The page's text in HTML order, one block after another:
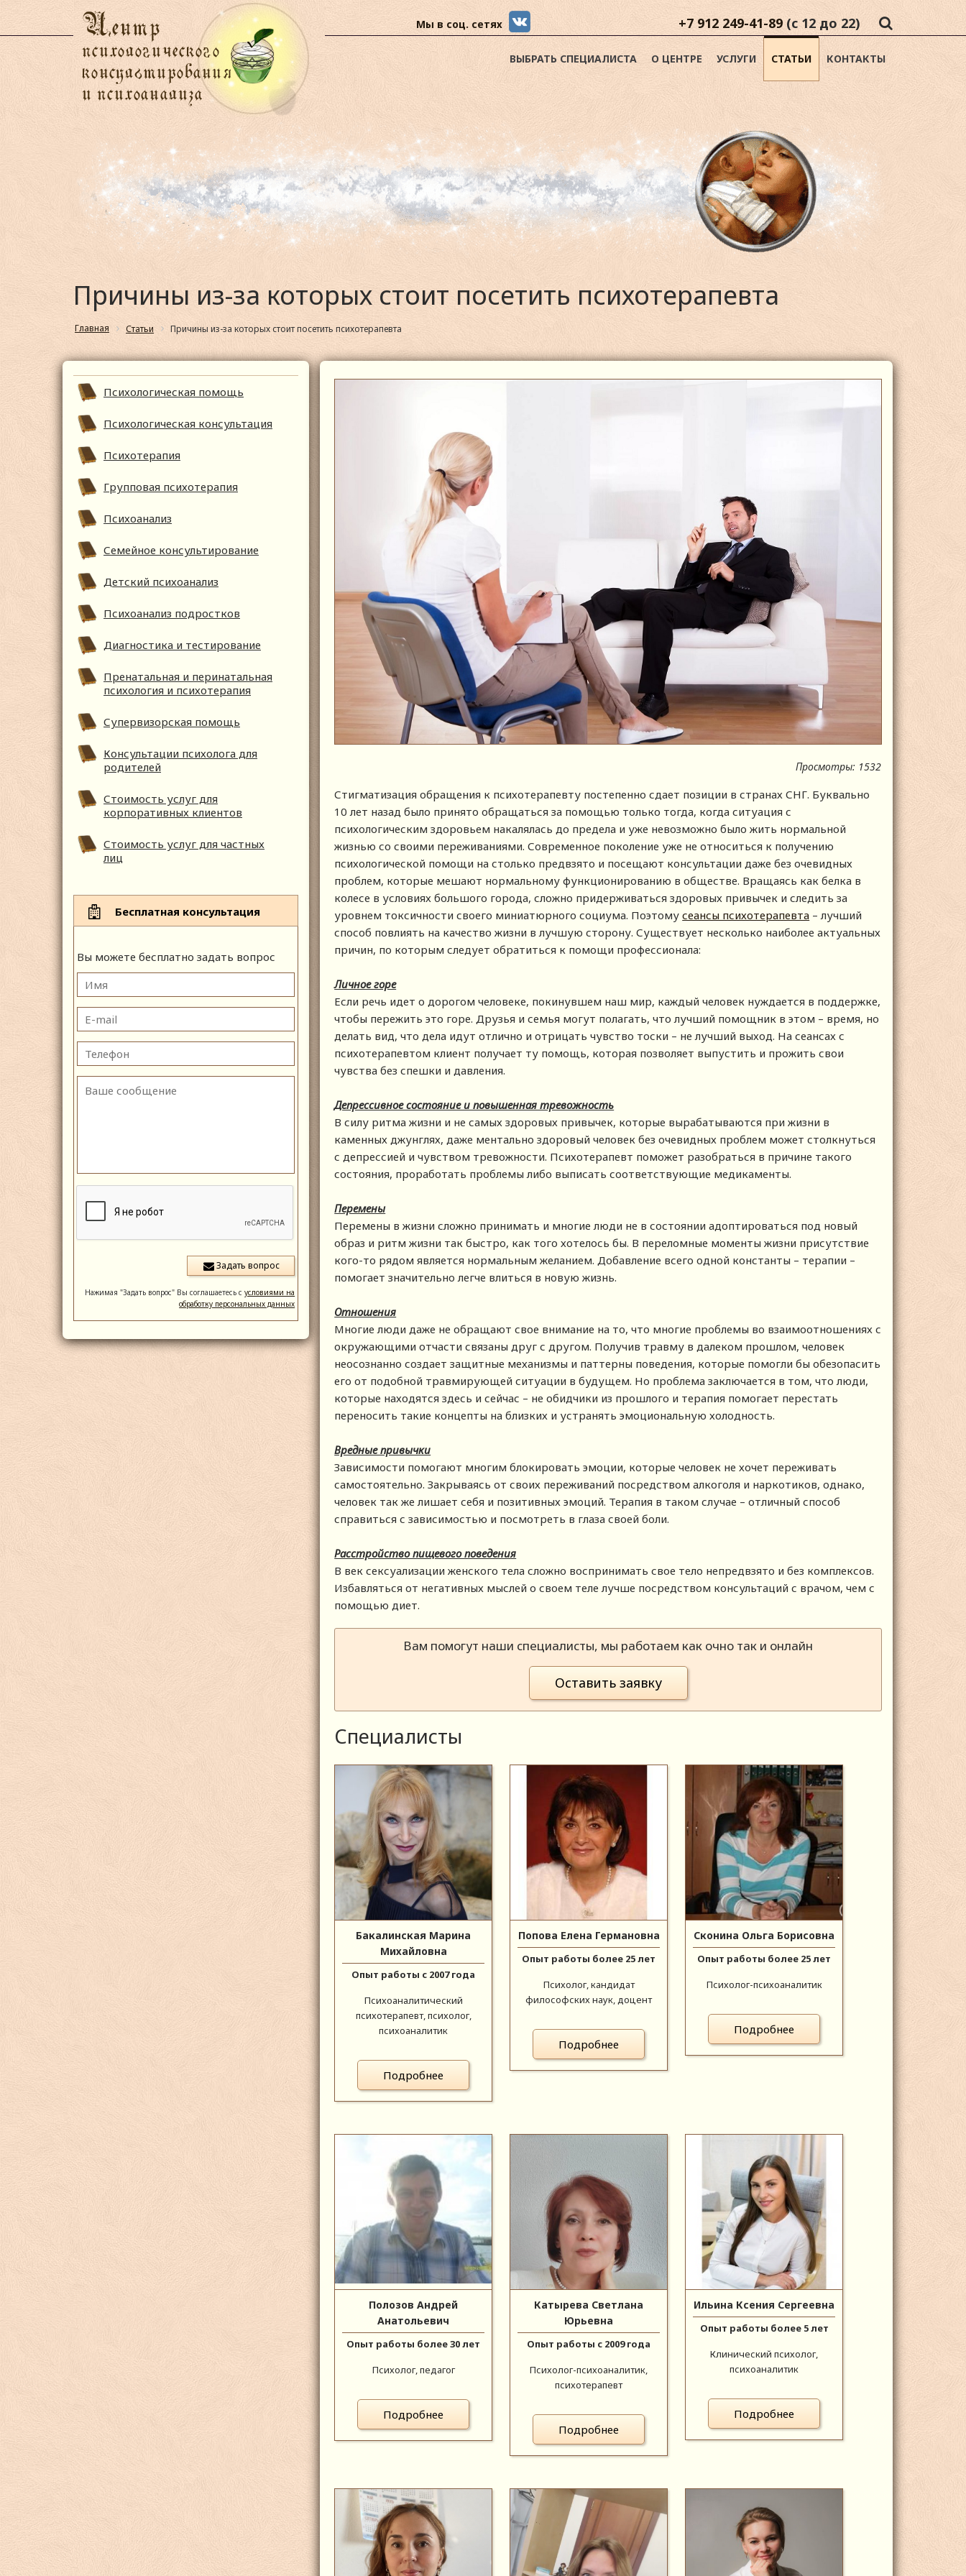
Мы в соц. сетях +7 912 249-41-89 (с 12 до 22)
ВЫБРАТЬ СПЕЦИАЛИСТА О ЦЕНТРЕ УСЛУГИ СТАТЬИ КОНТАКТЫ
Причины из-за которых стоит посетить психотерапевта
Главная Статьи Причины из-за которых стоит посетить психотерапевта
Психологическая помощь
Психологическая консультация
Психотерапия
Групповая психотерапия
Психоанализ
Семейное консультирование
Детский психоанализ
Психоанализ подростков
Диагностика и тестирование
Пренатальная и перинатальная
психология и психотерапия
Супервизорская помощь
Консультации психолога для
родителей
Стоимость услуг для
корпоративных клиентов
Стоимость услуг для частных
лиц
Бесплатная консультация
Вы можете бесплатно задать вопрос
Нажимая "Задать вопрос" Вы соглашаетесь сусловиями на
обработку персональных данных
Просмотры: 1532
Стигматизация обращения к психотерапевту постепенно сдает позиции в странах СНГ. Буквально
10 лет назад было принято обращаться за помощью только тогда, когда ситуация с
психологическим здоровьем накалялась до предела и уже невозможно было жить нормальной
жизнью со своими переживаниями. Современное поколение уже не относиться к получению
психологической помощи на столько предвзято и посещают консультации даже без очевидных
проблем, которые мешают нормальному функционированию в обществе. Вращаясь как белка в
колесе в условиях большого города, сложно придерживаться здоровых привычек и следить за
уровнем токсичности своего миниатюрного социума. Поэтомусеансы психотерапевта – лучший
способ повлиять на качество жизни в лучшую сторону. Существует несколько наиболее актуальных
причин, по которым следует обратиться к помощи профессионала:
Личное горе
Если речь идет о дорогом человеке, покинувшем наш мир, каждый человек нуждается в поддержке,
чтобы пережить это горе. Друзья и семья могут полагать, что лучший помощник в этом – время, но
делать вид, что дела идут отлично и отрицать чувство тоски – не лучший выход. На сеансах с
психотерапевтом клиент получает ту помощь, которая позволяет выпустить и прожить свои
чувства без спешки и давления.
Депрессивное состояние и повышенная тревожность
В силу ритма жизни и не самых здоровых привычек, которые вырабатываются при жизни в
каменных джунглях, даже ментально здоровый человек без очевидных проблем может столкнуться
с депрессией и чувством тревожности. Психотерапевт поможет разобраться в причине такого
состояния, проработать проблемы либо выписать соответствующие медикаменты.
Перемены
Перемены в жизни сложно принимать и многие люди не в состоянии адоптироваться под новый
образ и ритм жизни так быстро, как того хотелось бы. В переломные моменты жизни присутствие
кого-то рядом является нормальным желанием. Добавление всего одной константы – терапии –
помогает значительно легче влиться в новую жизнь.
Отношения
Многие люди даже не обращают свое внимание на то, что многие проблемы во взаимоотношениях с
окружающими отчасти связаны друг с другом. Получив травму в далеком прошлом, человек
неосознанно создает защитные механизмы и паттерны поведения, которые помогли бы обезопасить
его от подобной травмирующей ситуации в будущем. Но проблема заключается в том, что люди,
которые находятся здесь и сейчас – не обидчики из прошлого и терапия помогает перестать
переносить такие концепты на близких и устранять эмоциональную холодность.
Вредные привычки
Зависимости помогают многим блокировать эмоции, которые человек не хочет переживать
самостоятельно. Закрываясь от своих переживаний посредством алкоголя и наркотиков, однако,
человек так же лишает себя и позитивных эмоций. Терапия в таком случае – отличный способ
справиться с зависимостью и посмотреть в глаза своей боли.
Расстройство пищевого поведения
В век сексуализации женского тела сложно воспринимать свое тело непредвзято и без комплексов.
Избавляться от негативных мыслей о своем теле лучше посредством консультаций с врачом, чем с
помощью диет.
Вам помогут наши специалисты, мы работаем как очно так и онлайн
Оставить заявку
Специалисты
Бакалинская Марина
Михайловна
Опыт работы с 2007 года
Психоаналитический
психотерапевт, психолог,
психоаналитик
Подробнее
Попова Елена Германовна
Опыт работы более 25 лет
Психолог, кандидат
философских наук, доцент
Подробнее
Сконина Ольга Борисовна
Опыт работы более 25 лет
Психолог-психоаналитик
Подробнее
Полозов Андрей
Анатольевич
Опыт работы более 30 лет
Психолог, педагог
Подробнее
Катырева Светлана
Юрьевна
Опыт работы с 2009 года
Психолог-психоаналитик,
психотерапевт
Подробнее
Ильина Ксения Сергеевна
Опыт работы более 5 лет
Клинический психолог,
психоаналитик
Подробнее